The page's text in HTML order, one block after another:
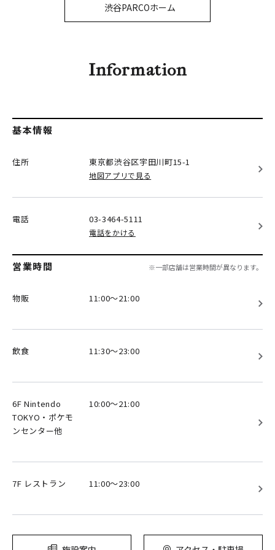
渋谷PARCOホーム
Information
基本情報
住所 東京都渋谷区宇田川町15-1
地図アプリで見る
電話 03-3464-5111
電話をかける
営業時間 ※一部店舗は営業時間が異なります。
物販 11:00～21:00
飲食 11:30～23:00
6F Nintendo
TOKYO・ポケモ
ンセンター他
10:00～21:00
7F レストラン 11:00～23:00